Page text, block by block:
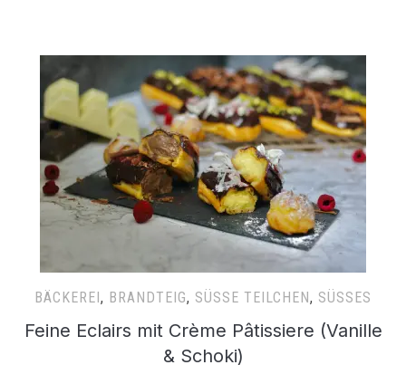
BÄCKEREI, BRANDTEIG, SÜSSE TEILCHEN , SÜSSES
Feine Eclairs mit Crème Pâtissiere (Vanille
& Schoki)